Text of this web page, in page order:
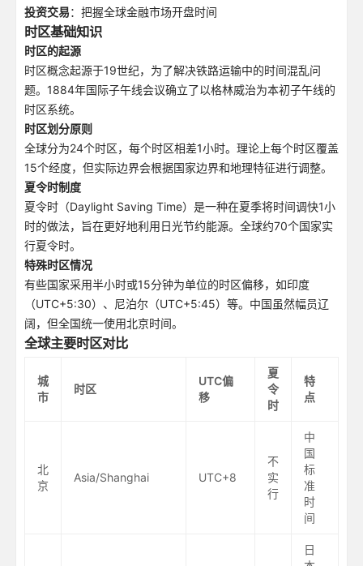
投资交易：把握全球金融市场开盘时间
时区基础知识
时区的起源
时区概念起源于19世纪，为了解决铁路运输中的时间混乱问
题。1884年国际子午线会议确立了以格林威治为本初子午线的
时区系统。
时区划分原则
全球分为24个时区，每个时区相差1小时。理论上每个时区覆盖
15个经度，但实际边界会根据国家边界和地理特征进行调整。
夏令时制度
夏令时（Daylight Saving Time）是一种在夏季将时间调快1小
时的做法，旨在更好地利用日光节约能源。全球约70个国家实
行夏令时。
特殊时区情况
有些国家采用半小时或15分钟为单位的时区偏移，如印度
（UTC+5:30）、尼泊尔（UTC+5:45）等。中国虽然幅员辽
阔，但全国统一使用北京时间。
全球主要时区对比
城
市
时区
UTC偏
移
夏
令
时
特
点
北
京
Asia/Shanghai UTC+8
不
实
行
中
国
标
准
时
间
日